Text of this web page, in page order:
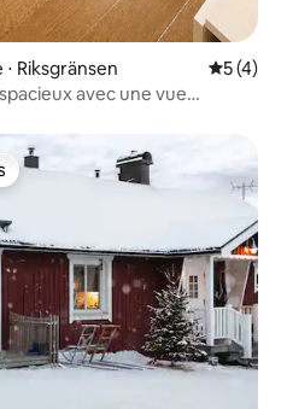
Riksgränsen
5 (4)
avec une vue
plus appréciés